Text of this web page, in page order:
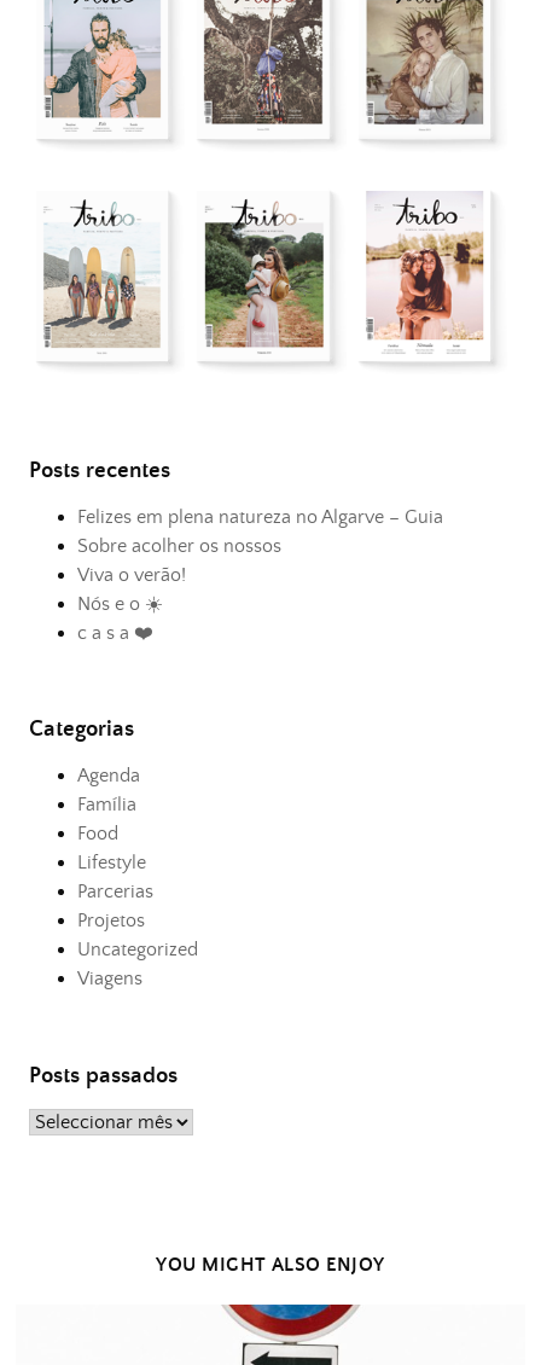
Posts recentes
Felizes em plena natureza no Algarve – Guia
Sobre acolher os nossos
Viva o verão!
Nós e o ☀️
c a s a ❤️
Categorias
Agenda
Família
Food
Lifestyle
Parcerias
Projetos
Uncategorized
Viagens
Posts passados
Posts
YOU MIGHT ALSO ENJOY